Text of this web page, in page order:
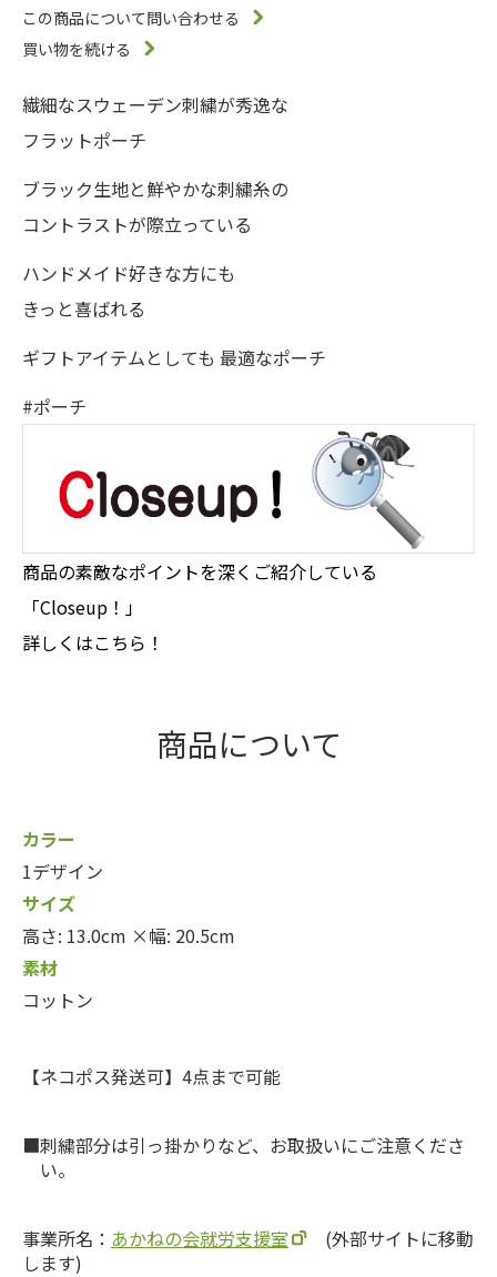
この商品について問い合わせる
買い物を続ける
繊細なスウェーデン刺繍が秀逸な
フラットポーチ
ブラック生地と鮮やかな刺繍糸の
コントラストが際立っている
ハンドメイド好きな方にも
きっと喜ばれる
ギフトアイテムとしても 最適なポーチ
#ポーチ
商品の素敵なポイントを深くご紹介している
「Closeup！」
詳しくはこちら！
商品について
カラー
1デザイン
サイズ
高さ: 13.0cm ×幅: 20.5cm
素材
コットン
【ネコポス発送可】4点まで可能
刺繍部分は引っ掛かりなど、お取扱いにご注意くださ
い。
事業所名： あかねの会就労支援室
(外部サイトに移動
します)